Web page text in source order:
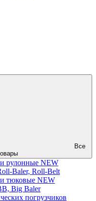
Все
рулонные NEW
Baler, Roll-Belt
тюковые NEW
Big Baler
погрузчиков